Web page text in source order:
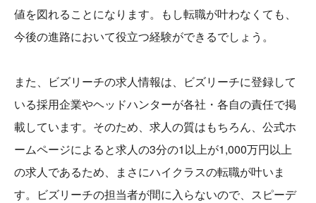
値を図れることになります。もし転職が叶わなくても、
今後の進路において役立つ経験ができるでしょう。
また、ビズリーチの求人情報は、ビズリーチに登録して
いる採用企業やヘッドハンターが各社・各自の責任で掲
載しています。そのため、求人の質はもちろん、公式ホ
ームページによると求人の3分の1以上が1,000万円以上
の求人であるため、まさにハイクラスの転職が叶いま
す。ビズリーチの担当者が間に入らないので、スピーデ